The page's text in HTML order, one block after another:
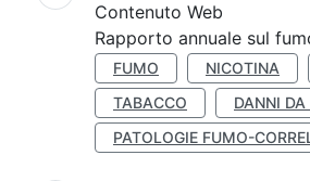
Contenuto Web
Rapporto annuale sul
FUMO NICOTINA
TABACCO
DANNI
PATOLOGIE FUMO-